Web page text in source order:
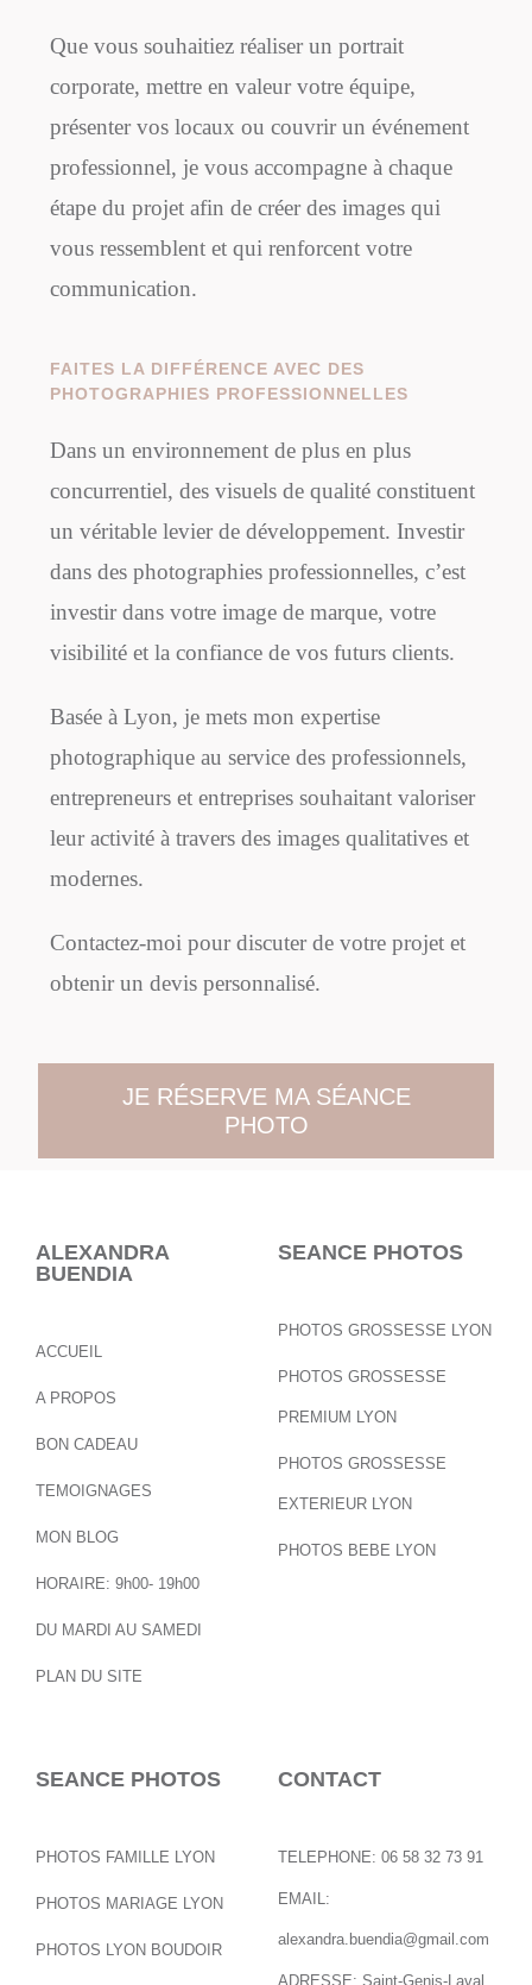
Que vous souhaitiez réaliser un portrait
corporate, mettre en valeur votre équipe,
présenter vos locaux ou couvrir un événement
professionnel, je vous accompagne à chaque
étape du projet afin de créer des images qui
vous ressemblent et qui renforcent votre
communication.
FAITES LA DIFFÉRENCE AVEC DES
PHOTOGRAPHIES PROFESSIONNELLES
Dans un environnement de plus en plus
concurrentiel, des visuels de qualité constituent
un véritable levier de développement. Investir
dans des photographies professionnelles, c’est
investir dans votre image de marque, votre
visibilité et la confiance de vos futurs clients.
Basée à Lyon, je mets mon expertise
photographique au service des professionnels,
entrepreneurs et entreprises souhaitant valoriser
leur activité à travers des images qualitatives et
modernes.
Contactez-moi pour discuter de votre projet et
obtenir un devis personnalisé.
JE RÉSERVE MA SÉANCE
PHOTO
ALEXANDRA
BUENDIA
ACCUEIL
A PROPOS
BON CADEAU
TEMOIGNAGES
MON BLOG
HORAIRE: 9h00- 19h00
DU MARDI AU SAMEDI
PLAN DU SITE
SEANCE PHOTOS
PHOTOS GROSSESSE LYON
PHOTOS GROSSESSE
PREMIUM LYON
PHOTOS GROSSESSE
EXTERIEUR LYON
PHOTOS BEBE LYON
SEANCE PHOTOS
PHOTOS FAMILLE LYON
PHOTOS MARIAGE LYON
PHOTOS LYON BOUDOIR
CONTACT
TELEPHONE: 06 58 32 73 91
EMAIL:
alexandra.buendia@gmail.com
ADRESSE: Saint-Genis-Laval